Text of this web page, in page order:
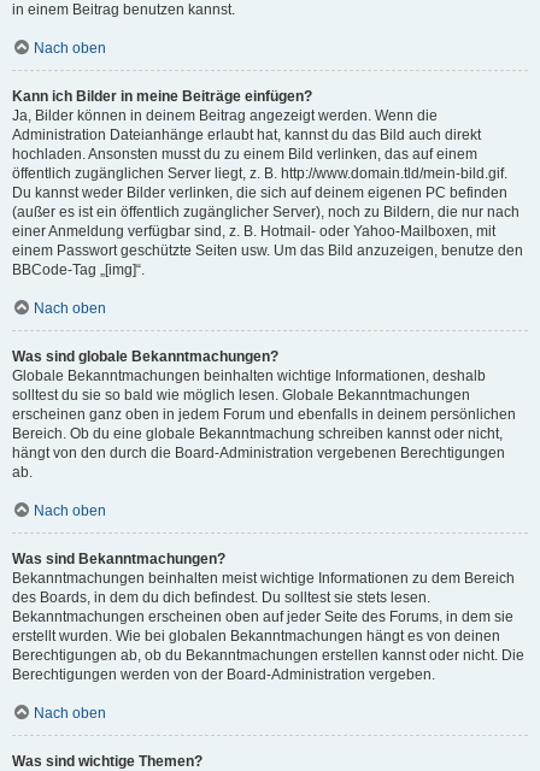
in einem Beitrag benutzen kannst.
Nach oben
Kann ich Bilder in meine Beiträge einfügen?
Ja, Bilder können in deinem Beitrag angezeigt werden. Wenn die
Administration Dateianhänge erlaubt hat, kannst du das Bild auch direkt
hochladen. Ansonsten musst du zu einem Bild verlinken, das auf einem
öffentlich zugänglichen Server liegt, z. B. http://www.domain.tld/mein-bild.gif.
Du kannst weder Bilder verlinken, die sich auf deinem eigenen PC befinden
(außer es ist ein öffentlich zugänglicher Server), noch zu Bildern, die nur nach
einer Anmeldung verfügbar sind, z. B. Hotmail- oder Yahoo-Mailboxen, mit
einem Passwort geschützte Seiten usw. Um das Bild anzuzeigen, benutze den
BBCode-Tag „[img]“.
Nach oben
Was sind globale Bekanntmachungen?
Globale Bekanntmachungen beinhalten wichtige Informationen, deshalb
solltest du sie so bald wie möglich lesen. Globale Bekanntmachungen
erscheinen ganz oben in jedem Forum und ebenfalls in deinem persönlichen
Bereich. Ob du eine globale Bekanntmachung schreiben kannst oder nicht,
hängt von den durch die Board-Administration vergebenen Berechtigungen
ab.
Nach oben
Was sind Bekanntmachungen?
Bekanntmachungen beinhalten meist wichtige Informationen zu dem Bereich
des Boards, in dem du dich befindest. Du solltest sie stets lesen.
Bekanntmachungen erscheinen oben auf jeder Seite des Forums, in dem sie
erstellt wurden. Wie bei globalen Bekanntmachungen hängt es von deinen
Berechtigungen ab, ob du Bekanntmachungen erstellen kannst oder nicht. Die
Berechtigungen werden von der Board-Administration vergeben.
Nach oben
Was sind wichtige Themen?